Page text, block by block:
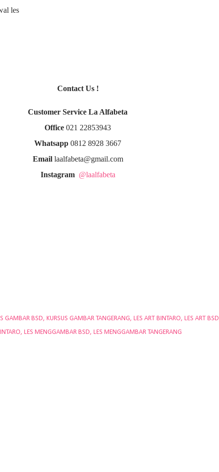
les
Contact Us !
Customer Service La Alfabeta
Office 021 22853943
Whatsapp 0812 8928 3667
Emaillaalfabeta@gmail.com
Instagram @laalfabeta
GAMBAR BSD KURSUS GAMBAR TANGERANG LES ART BINTARO LES ART BSD
LES MENGGAMBAR BSD LES MENGGAMBAR TANGERANG